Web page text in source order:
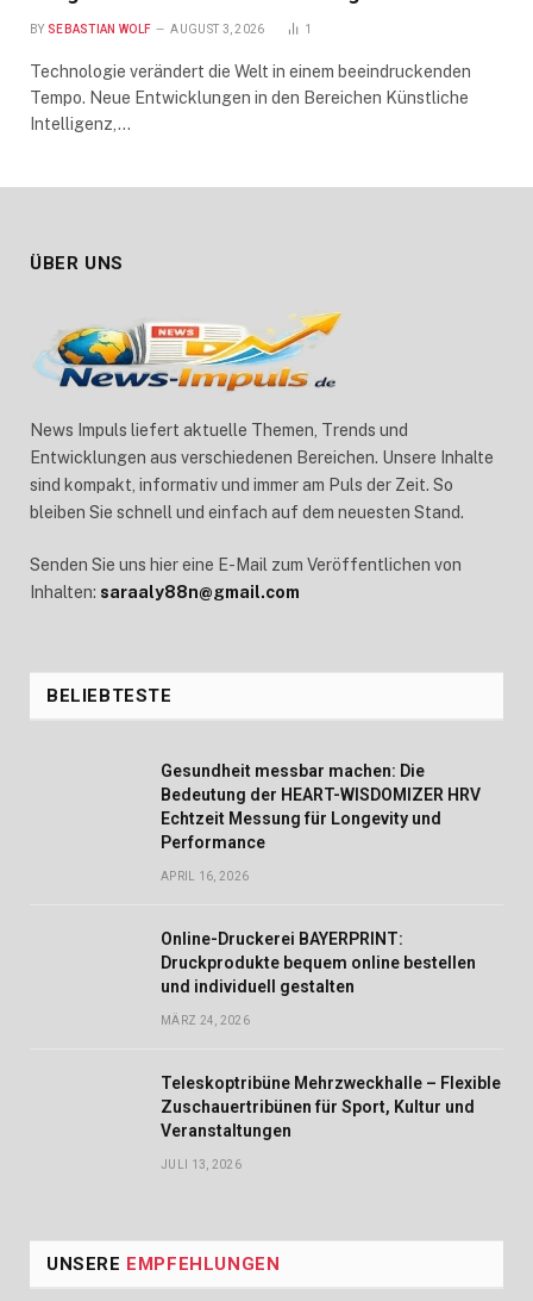
BY SEBASTIAN WOLF AUGUST 3, 2026 1
Technologie verändert die Welt in einem beeindruckenden
Tempo. Neue Entwicklungen in den Bereichen Künstliche
Intelligenz,…
ÜBER UNS
News Impuls liefert aktuelle Themen, Trends und
Entwicklungen aus verschiedenen Bereichen. Unsere Inhalte
sind kompakt, informativ und immer am Puls der Zeit. So
bleiben Sie schnell und einfach auf dem neuesten Stand.
Senden Sie uns hier eine E-Mail zum Veröffentlichen von
Inhalten: saraaly88n@gmail.com
BELIEBTESTE
Gesundheit messbar machen: Die
Bedeutung der HEART-WISDOMIZER HRV
Echtzeit Messung für Longevity und
Performance
APRIL 16, 2026
Online-Druckerei BAYERPRINT:
Druckprodukte bequem online bestellen
und individuell gestalten
MÄRZ 24, 2026
Teleskoptribüne Mehrzweckhalle – Flexible
Zuschauertribünen für Sport, Kultur und
Veranstaltungen
JULI 13, 2026
UNSERE EMPFEHLUNGEN